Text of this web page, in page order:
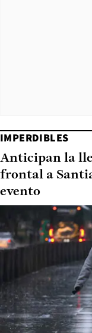
IMPERDIBLES
Anticipan la
frontal a
evento